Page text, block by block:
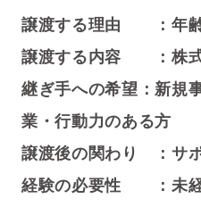
譲渡する理由 ：年齢
譲渡する内容 ：株式
継ぎ手への希望：新規
業・行動力のある方
譲渡後の関わり ：サ
経験の必要性 ：未